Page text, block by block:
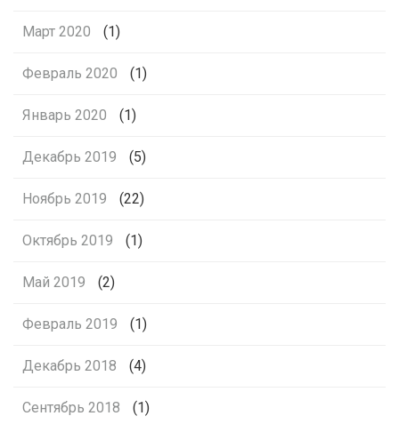
Март 2020 (1)
Февраль 2020 (1)
Январь 2020 (1)
Декабрь 2019 (5)
Ноябрь 2019 (22)
Октябрь 2019 (1)
Май 2019 (2)
Февраль 2019 (1)
Декабрь 2018 (4)
Сентябрь 2018 (1)